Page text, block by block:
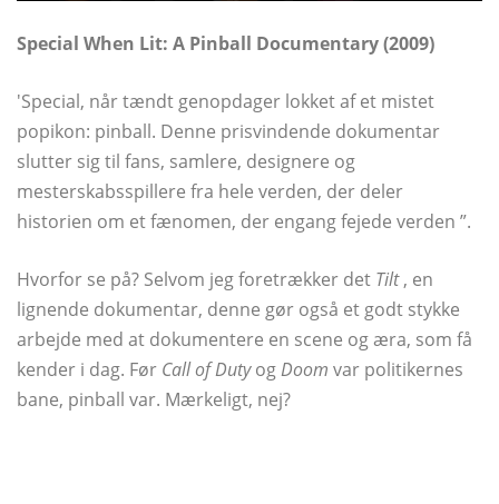
Special When Lit: A Pinball Documentary (2009)
'Special, når tændt genopdager lokket af et mistet
popikon: pinball. Denne prisvindende dokumentar
slutter sig til fans, samlere, designere og
mesterskabsspillere fra hele verden, der deler
historien om et fænomen, der engang fejede verden ”.
Hvorfor se på? Selvom jeg foretrækker det Tilt, en
lignende dokumentar, denne gør også et godt stykke
arbejde med at dokumentere en scene og æra, som få
kender i dag. Før Call of DutyogDoom var politikernes
bane, pinball var. Mærkeligt, nej?